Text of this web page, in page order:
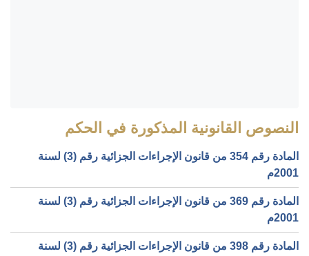
النصوص القانونية المذكورة في الحكم
المادة رقم 354 من قانون الإجراءات الجزائية رقم (3) لسنة
2001م
المادة رقم 369 من قانون الإجراءات الجزائية رقم (3) لسنة
2001م
المادة رقم 398 من قانون الإجراءات الجزائية رقم (3) لسنة